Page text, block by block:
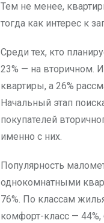
Тем не менее,
тогда как интерес к
Среди тех, кто
23% — на вторичном.
квартиры, а 26%
Начальный этап
покупателей
именно с них.
Популярность
однокомнатными
76%. По классам
комфорт-класс —